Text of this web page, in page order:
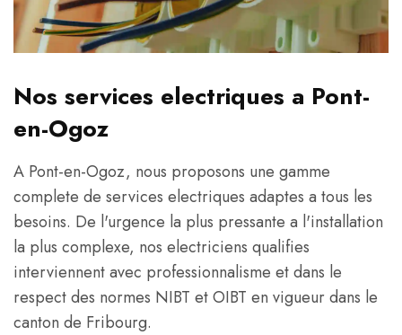
Nos services electriques a Pont-
en-Ogoz
A Pont-en-Ogoz, nous proposons une gamme
complete de services electriques adaptes a tous les
besoins. De l'urgence la plus pressante a l'installation
la plus complexe, nos electriciens qualifies
interviennent avec professionnalisme et dans le
respect des normes NIBT et OIBT en vigueur dans le
canton de Fribourg.